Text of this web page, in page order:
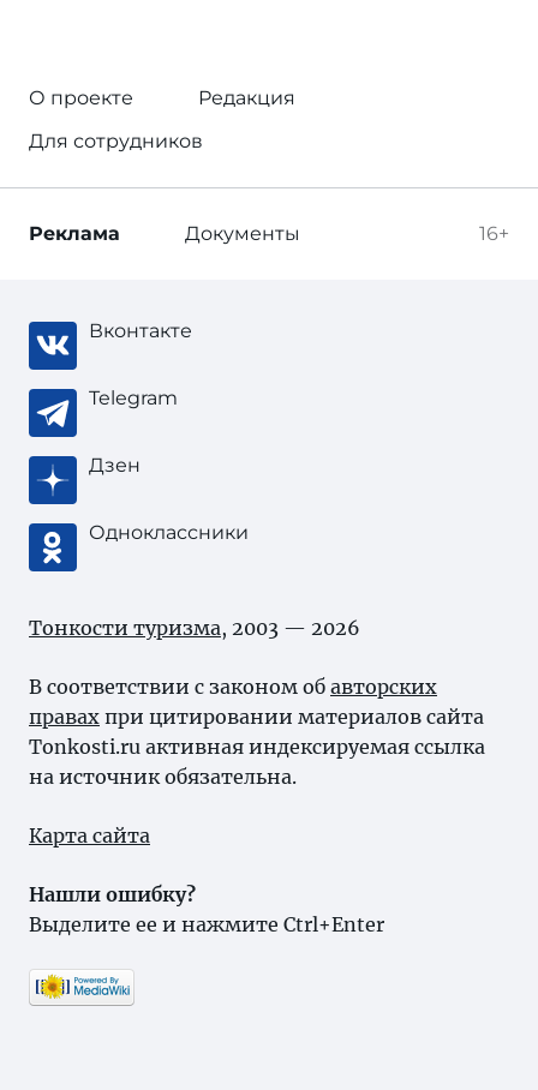
О проекте
Редакция
Для сотрудников
16+
Реклама Документы
Вконтакте
Telegram
Дзен
Одноклассники
Тонкости туризма, 2003 — 2026
В соответствии с законом об авторских
правах при цитировании материалов сайта
Tonkosti.ru активная индексируемая ссылка
на источник обязательна.
Карта сайта
Нашли ошибку?
Выделите ее и нажмите Ctrl+Enter